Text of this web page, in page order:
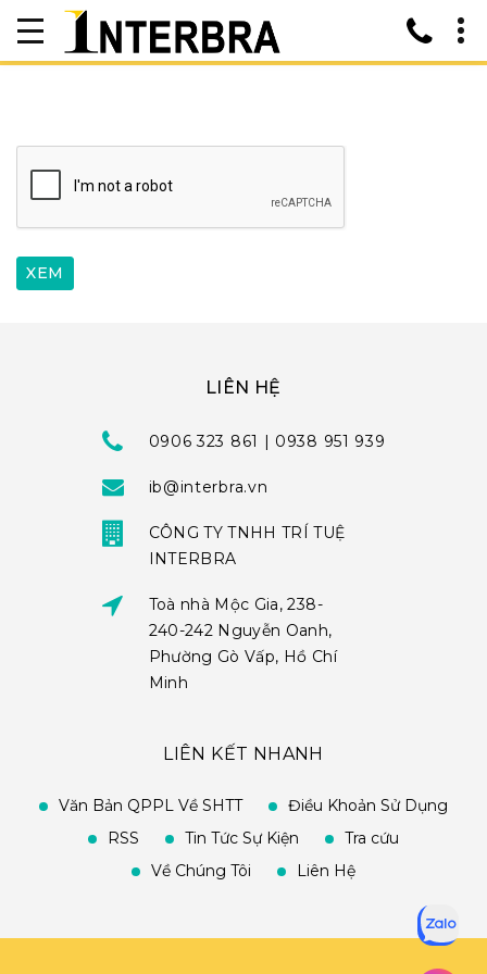
LIÊN HỆ
0906 323 861 | 0938 951 939
ib@interbra.vn
CÔNG TY TNHH TRÍ TUỆ
INTERBRA
Toà nhà Mộc Gia, 238-
240-242 Nguyễn Oanh,
Phường Gò Vấp, Hồ Chí
Minh
LIÊN KẾT NHANH
Văn Bản QPPL Về SHTT
Điều Khoản Sử Dụng
RSS
Tin Tức Sự Kiện
Tra cứu
Về Chúng Tôi
Liên Hệ